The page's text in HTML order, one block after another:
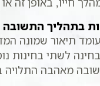
בתהליך
תיאור שמונה
לשתי בחינות
מאהבה התלויה